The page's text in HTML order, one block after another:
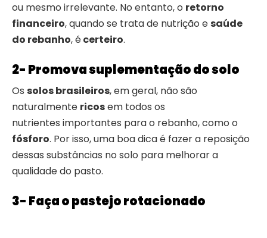
ou mesmo irrelevante. No entanto, o retorno
financeiro, quando se trata de nutrição esaúde
do rebanho, écerteiro.
2- Promova suplementação do solo
Os solos brasileiros, em geral, não são
naturalmente ricosem todos os
nutrientes importantes para o rebanho, como o
fósforo. Por isso, uma boa dica é fazer a reposição
dessas substâncias no solo para melhorar a
qualidade do pasto.
3- Faça o pastejo rotacionado